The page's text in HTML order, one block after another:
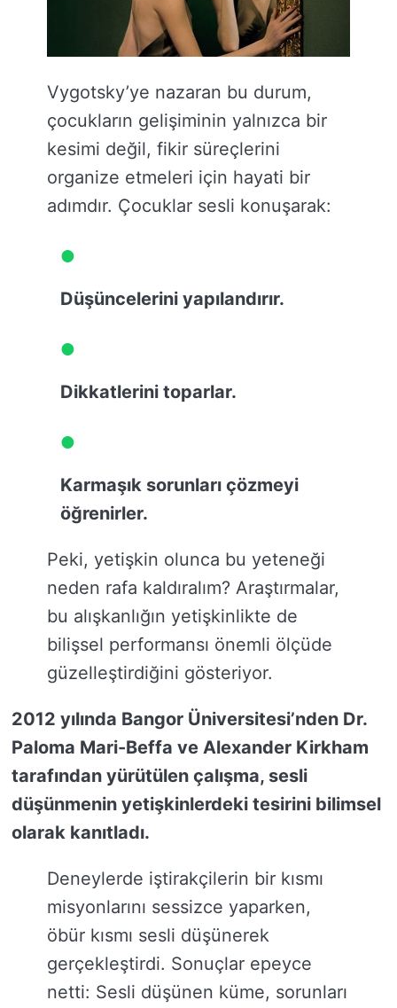
Vygotsky’ye nazaran bu durum,
çocukların gelişiminin yalnızca bir
kesimi değil, fikir süreçlerini
organize etmeleri için hayati bir
adımdır. Çocuklar sesli konuşarak:
Düşüncelerini yapılandırır.
Dikkatlerini toparlar.
Karmaşık sorunları çözmeyi
öğrenirler.
Peki, yetişkin olunca bu yeteneği
neden rafa kaldıralım? Araştırmalar,
bu alışkanlığın yetişkinlikte de
bilişsel performansı önemli ölçüde
güzelleştirdiğini gösteriyor.
2012 yılında Bangor Üniversitesi’nden Dr.
Paloma Mari-Beffa ve Alexander Kirkham
tarafından yürütülen çalışma, sesli
düşünmenin yetişkinlerdeki tesirini bilimsel
olarak kanıtladı.
Deneylerde iştirakçilerin bir kısmı
misyonlarını sessizce yaparken,
öbür kısmı sesli düşünerek
gerçekleştirdi. Sonuçlar epeyce
netti: Sesli düşünen küme, sorunları